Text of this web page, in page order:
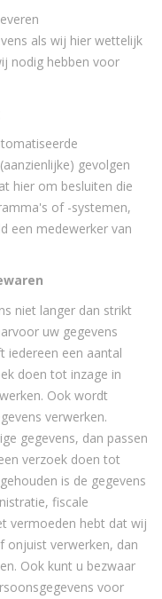
als wij hier wettelijk
nodig hebben voor
gevolgen
hier om besluiten die
of -systemen,
een medewerker van
niet langer dan strikt
uw gegevens
iedereen een aantal
doen tot inzage in
Ook wordt
verwerken.
gegevens, dan passen
verzoek doen tot
is de gegevens
fiscale
vermoeden hebt dat wij
onjuist verwerken, dan
Ook kunt u bezwaar
voor